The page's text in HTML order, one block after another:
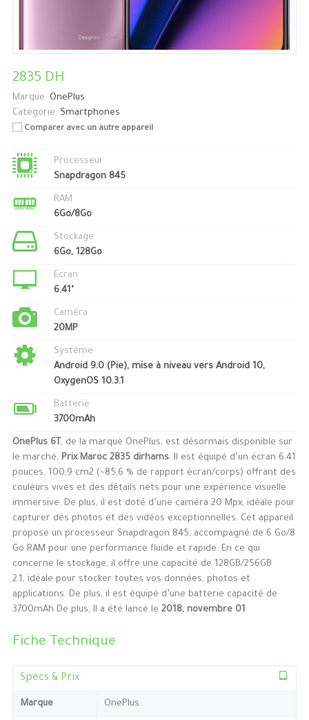
2835 DH
Marque: OnePlus
Catégorie: Smartphones
Comparer avec un autre appareil
Processeur
Snapdragon 845
RAM
6Go/8Go
Stockage
6Go, 128Go
Ecran
6.41"
Caméra
20MP
Système
Android 9.0 (Pie), mise à niveau vers Android 10,
OxygenOS 10.3.1
Batterie
3700mAh
OnePlus 6T, de la marque OnePlus, est désormais disponible sur
le marché, Prix Maroc 2835 dirhams. Il est équipé d’un écran 6,41
pouces, 100,9 cm2 (~85,6 % de rapport écran/corps) offrant des
couleurs vives et des détails nets pour une expérience visuelle
immersive. De plus, il est doté d’une caméra 20 Mpx, idéale pour
capturer des photos et des vidéos exceptionnelles. Cet appareil
propose un processeur Snapdragon 845, accompagné de 6 Go/8
Go RAM pour une performance fluide et rapide. En ce qui
concerne le stockage, il offre une capacité de 128GB/256GB
2.1, idéale pour stocker toutes vos données, photos et
applications. De plus, il est équipé d’une batterie capacité de
3700mAh De plus, Il a été lancé le 2018, novembre 01
Fiche Technique
Specs & Prix
Marque OnePlus